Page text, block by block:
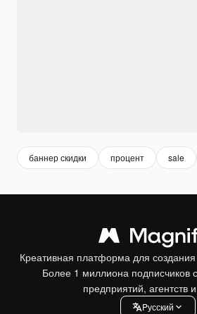
баннер скидки процент sale
Креативная платформа для
Более 1 миллиона подписчиков
предприятий, агентств
Pусский